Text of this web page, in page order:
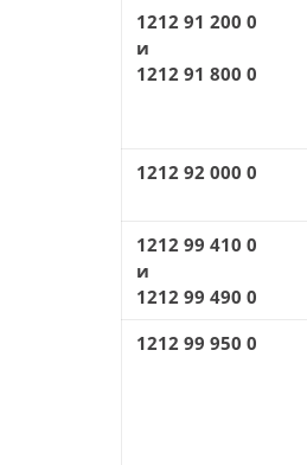
1212 91 200 0
и
1212 91 800 0
1212 92 000 0
1212 99 410 0
и
1212 99 490 0
1212 99 950 0